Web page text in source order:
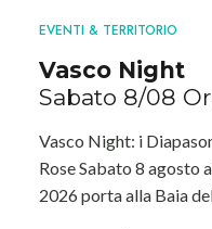
EVENTI & TERRITORIO
Vasco Night
Sabato 8/08
Vasco Night: i
Rose Sabato 8 agosto
2026 porta alla Baia